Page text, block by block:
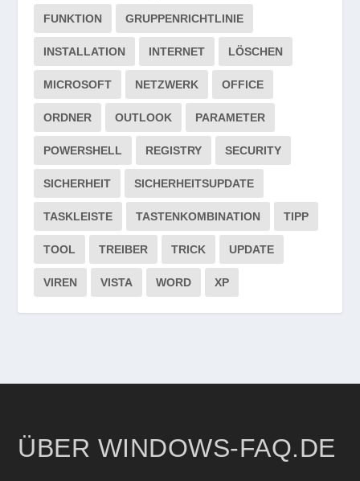
FUNKTION GRUPPENRICHTLINIE
INSTALLATION INTERNET LÖSCHEN
MICROSOFT NETZWERK OFFICE
ORDNER OUTLOOK PARAMETER
POWERSHELL REGISTRY SECURITY
SICHERHEIT SICHERHEITSUPDATE
TASKLEISTE TASTENKOMBINATION TIPP
TOOL TREIBER TRICK UPDATE
VIREN VISTA WORD XP
ÜBER WINDOWS-FAQ.DE